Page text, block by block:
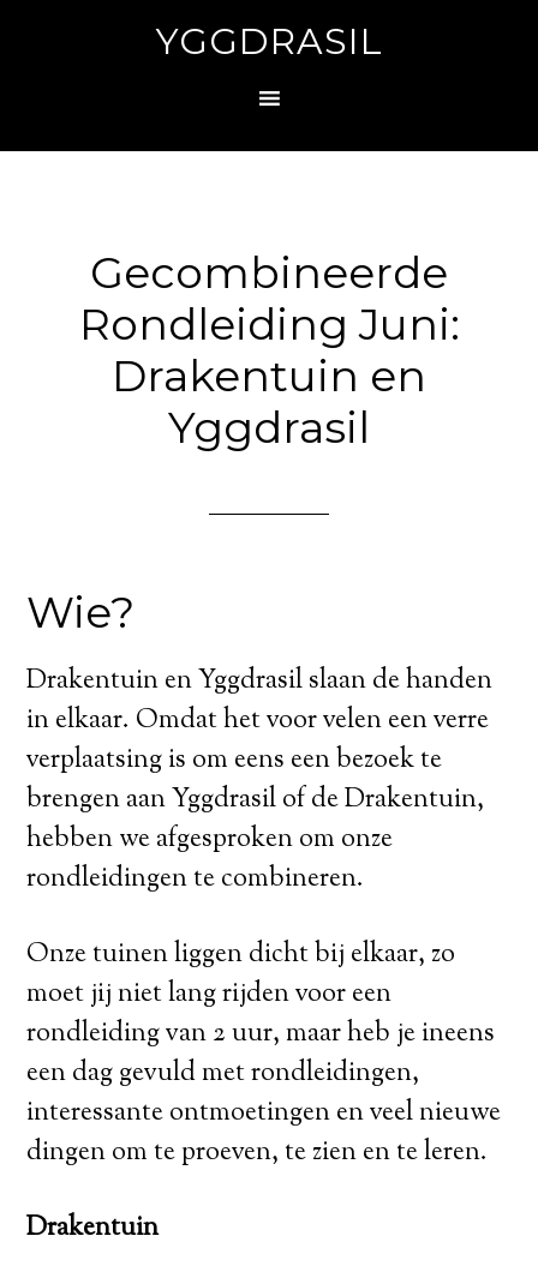
YGGDRASIL
Gecombineerde
Rondleiding Juni:
Drakentuin en
Yggdrasil
Wie?
Drakentuin en Yggdrasil slaan de handen
in elkaar. Omdat het voor velen een verre
verplaatsing is om eens een bezoek te
brengen aan Yggdrasil of de Drakentuin,
hebben we afgesproken om onze
rondleidingen te combineren.
Onze tuinen liggen dicht bij elkaar, zo
moet jij niet lang rijden voor een
rondleiding van 2 uur, maar heb je ineens
een dag gevuld met rondleidingen,
interessante ontmoetingen en veel nieuwe
dingen om te proeven, te zien en te leren.
Drakentuin